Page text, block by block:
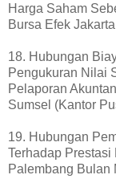
Harga Saham
Bursa Efek
18. Hubungan
Pengukuran Nilai
Pelaporan
Sumsel (Kantor
19. Hubungan
Terhadap
Palembang Bulan